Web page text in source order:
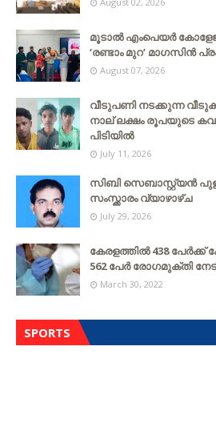
മൂടാൽ എംപെയർ
‘രണ്ടാം മുറ’ മാഗസിൻ
August 07, 2026
വീടുപണി നടക്കുന്ന
നാല് ലക്ഷം രൂപയുടെ
പിടിയിൽ
July 11, 2026
സിബി സെബാസ്റ്റ്യന്‍
സംസ്ക്കാരം വ്യാഴാഴ്ച
July 29, 2026
കേരളത്തില്‍ 438 പേര്‍ക്ക്
562 പേര്‍ രോഗമുക്തി
March 30, 2022
SPORTS